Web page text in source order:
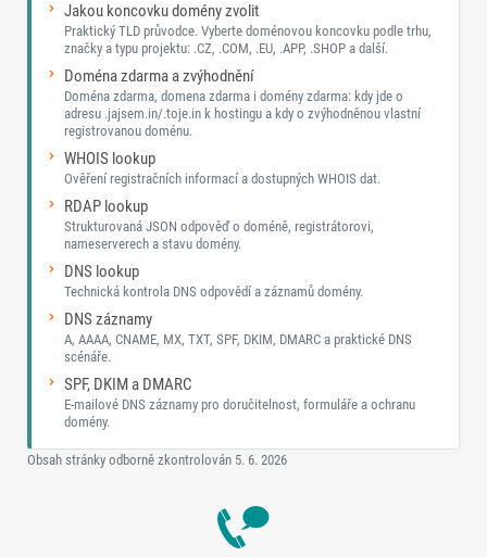
Jakou koncovku domény zvolit
Praktický TLD průvodce. Vyberte doménovou koncovku podle trhu,
značky a typu projektu: .CZ, .COM, .EU, .APP, .SHOP a další.
Doména zdarma a zvýhodnění
Doména zdarma, domena zdarma i domény zdarma: kdy jde o
adresu .jajsem.in/.toje.in k hostingu a kdy o zvýhodněnou vlastní
registrovanou doménu.
WHOIS lookup
Ověření registračních informací a dostupných WHOIS dat.
RDAP lookup
Strukturovaná JSON odpověď o doméně, registrátorovi,
nameserverech a stavu domény.
DNS lookup
Technická kontrola DNS odpovědí a záznamů domény.
DNS záznamy
A, AAAA, CNAME, MX, TXT, SPF, DKIM, DMARC a praktické DNS
scénáře.
SPF, DKIM a DMARC
E-mailové DNS záznamy pro doručitelnost, formuláře a ochranu
domény.
Obsah stránky odborně zkontrolován 5. 6. 2026